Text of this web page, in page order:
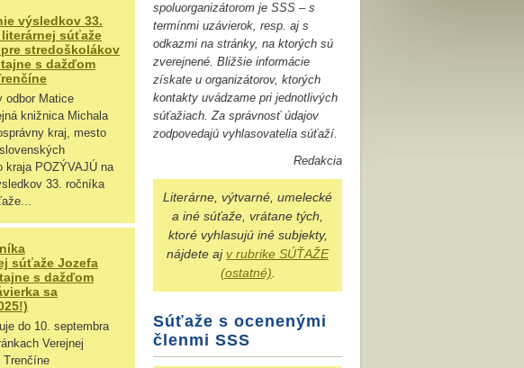
výsledkov 33.
súťaže
pre stredoškolákov
s dažďom
odbor Matice
knižnica Michala
kraj, mesto
kraja POZÝVAJÚ na
33. ročníka
súťaže Jozefa
s dažďom
sa
do 10. septembra
Verejnej
Trenčíne
spoluorganizátorom je SSS – s
termínmi uzávierok, resp. aj s
odkazmi na stránky, na ktorých sú
zverejnené. Bližšie informácie
získate u organizátorov, ktorých
kontakty uvádzame pri jednotlivých
súťažiach. Za správnosť údajov
zodpovedajú vyhlasovatelia súťaží.
Redakcia
Literárne, výtvarné, umelecké
a iné súťaže, vrátane tých,
ktoré vyhlasujú iné subjekty,
nájdete aj v rubrike SÚŤAŽE
(ostatné)
Súťaže s ocenenými
členmi SSS